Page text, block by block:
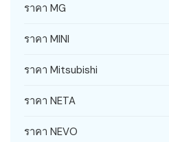
ราคา MG
ราคา MINI
ราคา Mitsubishi
ราคา NETA
ราคา NEVO